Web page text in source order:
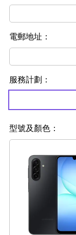
電郵地址：
服務計劃：
型號及顏色：